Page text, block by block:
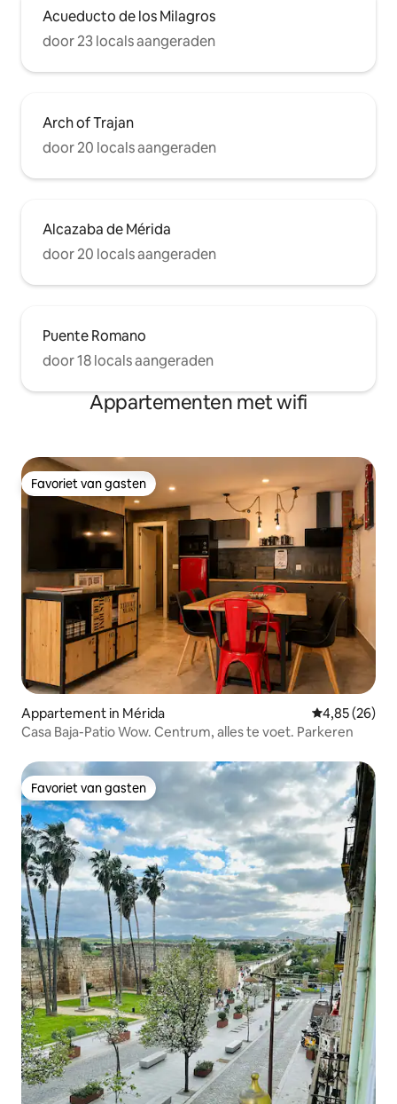
Acueducto de los Milagros
door 23 locals aangeraden
Arch of Trajan
door 20 locals aangeraden
Alcazaba de Mérida
door 20 locals aangeraden
Puente Romano
door 18 locals aangeraden
Appartementen met wifi
Favoriet van gasten
Favoriet van gasten
Appartement in Mérida Gemiddelde
4,85 (26)
Casa Baja-Patio Wow. Centrum, alles te voet. Parkeren
Favoriet van gasten
Favoriet van gasten